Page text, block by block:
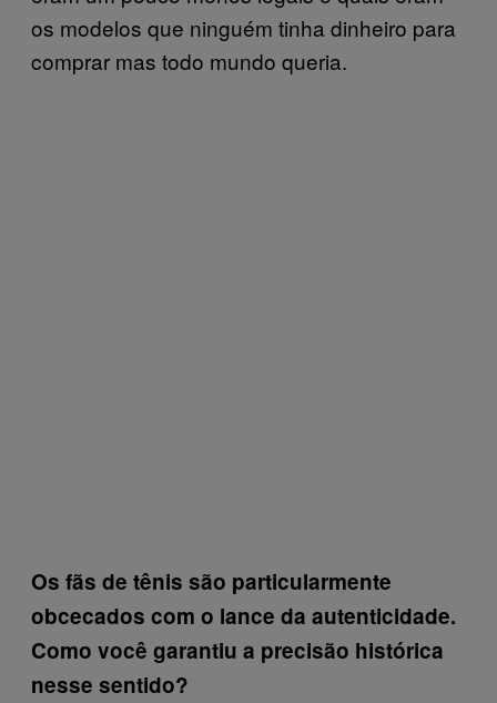
os modelos que ninguém tinha dinheiro para
comprar mas todo mundo queria.
Os fãs de tênis são particularmente
obcecados com o lance da autenticidade.
Como você garantiu a precisão histórica
nesse sentido?